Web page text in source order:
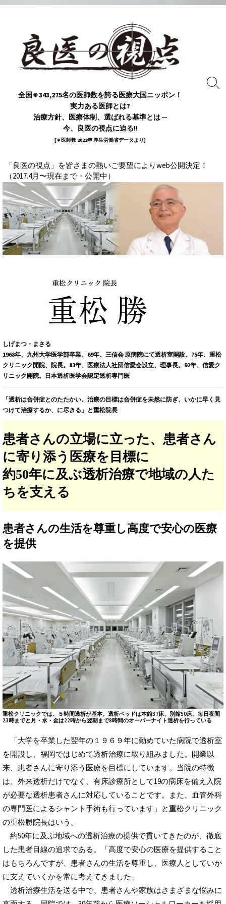
全国※343,275名の医師数を誇る医療大国ニッポン！
実力ある医師とは?
治療方針、医療体制、選ばれる基準とは ─
今、良医の視点に迫る!!
[※医師数 2022年 厚生労働省データより]
検
「良医の視点」を皆さまの熱いご要望によりweb公開決定！
（2017.4月〜現在まで・公開中）
しげまつ・まさる
1968年、九州大学医学部卒業。69年、三信会 原病院にて透析室開設。75年、重松
クリニック開院、院長。83年、医療法人社団信愛会設立、理事長。92年、信愛ク
リニック開院。日本透析医学会認定透析専門医
「透析は合併症とのたたかい。治療の目標は合併症を未然に防ぎ、いかに早く見
つけて治療するか、に尽きる」と重松院長
患者さんの立場に立った、患者さん
に寄り添う医療を目標に
約50年に及ぶ透析治療で地域の人た
ちを支える
患者さんの生活を尊重し高度で安心の医療
を提供
重松クリニックでは、５時間透析が基本。透析ベッドは本館37床、別館50床。毎日夜間
23時までと月・水・金は22時から翌朝まで8時間のオーバーナイト透析を行っている
「大学を卒業した翌年の１９６９年に勤めていた病院で透析室
を開設し、福岡ではじめて透析治療に取り組みました。開業以
来、患者さんに寄り添う医療を目標にしています。当院の特徴
は、外来透析だけでなく、有床診療所として19の病床を備え入院
が必要な透析患者さんに対応していることです。また、血管外科
の専門医によるシャント手術も行っています」と重松クリニック
の重松勝院長はいう。
約50年に及ぶ地域への透析治療の提供で貫いてきたのが、徹底
した患者目線の追求である。「高度で安心の医療を提供すること
はもちろんですが、患者さんの生活を尊重し、医療人としていか
に支えていくかを常に考えてきました」
透析治療生活を送る中で、患者さんや家族はさまざまな悩みに